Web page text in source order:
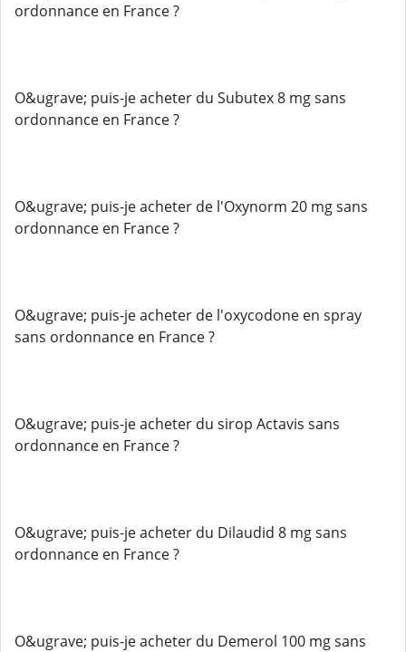
ordonnance en France ?
O&ugrave; puis-je acheter du Subutex 8 mg sans
ordonnance en France ?
O&ugrave; puis-je acheter de l'Oxynorm 20 mg sans
ordonnance en France ?
O&ugrave; puis-je acheter de l'oxycodone en spray
sans ordonnance en France ?
O&ugrave; puis-je acheter du sirop Actavis sans
ordonnance en France ?
O&ugrave; puis-je acheter du Dilaudid 8 mg sans
ordonnance en France ?
O&ugrave; puis-je acheter du Demerol 100 mg sans